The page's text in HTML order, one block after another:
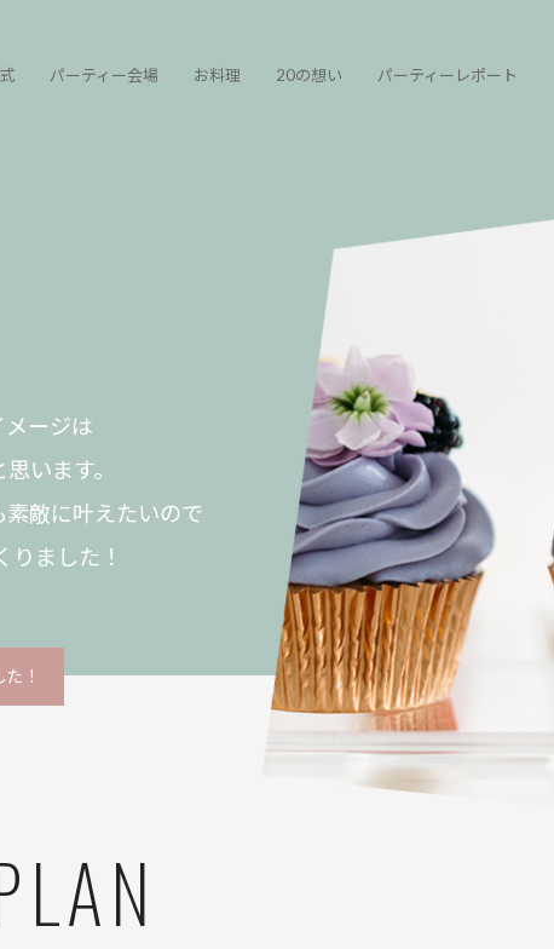
パーティー会場 お料理 20の想い パーティーレポート
ージは
います。
敵に叶えたいので
ました！
！